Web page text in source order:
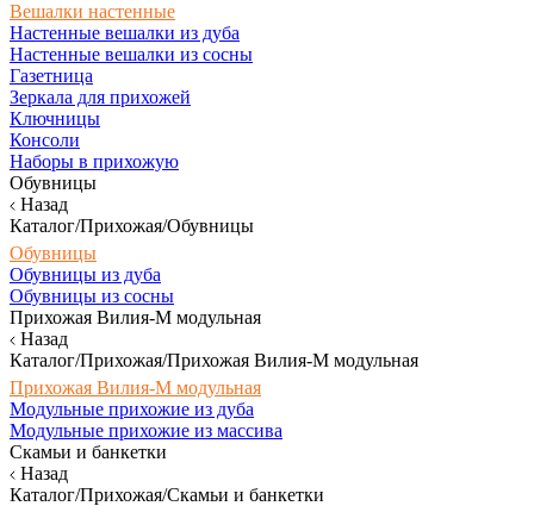
Вешалки настенные
Настенные вешалки из дуба
Настенные вешалки из сосны
Газетница
Зеркала для прихожей
Ключницы
Консоли
Наборы в прихожую
Обувницы
Назад
Каталог/Прихожая/Обувницы
Обувницы
Обувницы из дуба
Обувницы из сосны
Прихожая Вилия-М модульная
Назад
Каталог/Прихожая/Прихожая Вилия-М модульная
Прихожая Вилия-М модульная
Модульные прихожие из дуба
Модульные прихожие из массива
Скамьи и банкетки
Назад
Каталог/Прихожая/Скамьи и банкетки